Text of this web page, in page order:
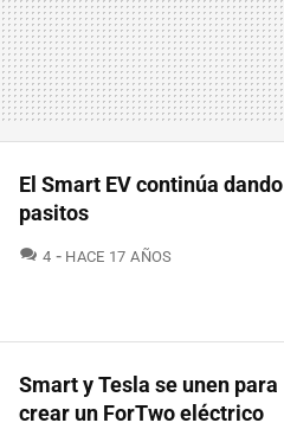
El Smart EV continúa dando
pasitos
4 COMENTARIOS
HACE 17 AÑOS
Smart y Tesla se unen para
crear un ForTwo eléctrico